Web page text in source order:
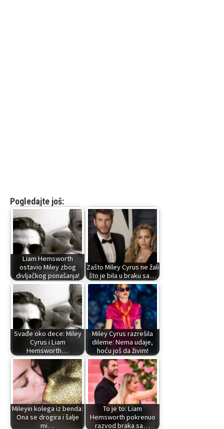
Pogledajte još:
Liam Hemsworth
ostavio Miley zbog
divljačkog ponašanja!
Zašto Miley Cyrus ne žali
što je bila u braku sa…
Svađe oko dece: Miley
Cyrus i Liam
Hemsworth…
Miley Cyrus razrešila
dileme: Nema udaje,
hoću još da živim!
Mileyin kolega iz benda:
Ona se drogira i šalje
mi…
To je to: Liam
Hemsworth pokrenuo
razvod braka sa…